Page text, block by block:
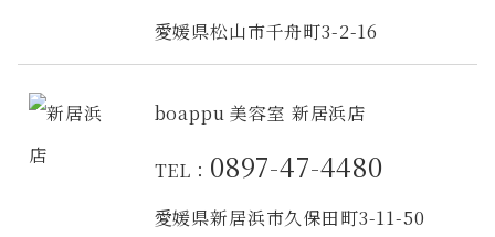
愛媛県松山市千舟町3-2-16
boappu 美容室 新居浜店
TEL： 0897-47-4480
愛媛県新居浜市久保田町3-11-50